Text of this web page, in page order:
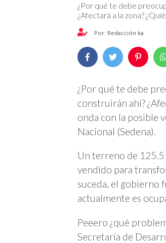
¿Por qué te debe
¿Afectará a la zona?
Por: Redacción ka
¿Por qué te debe
construirán ahí?
onda con la posible
Nacional (Sedena).
Un terreno de 125.5
vendido para
suceda, el gobierno
actualmente es
Peeero ¿qué
Secretaría de